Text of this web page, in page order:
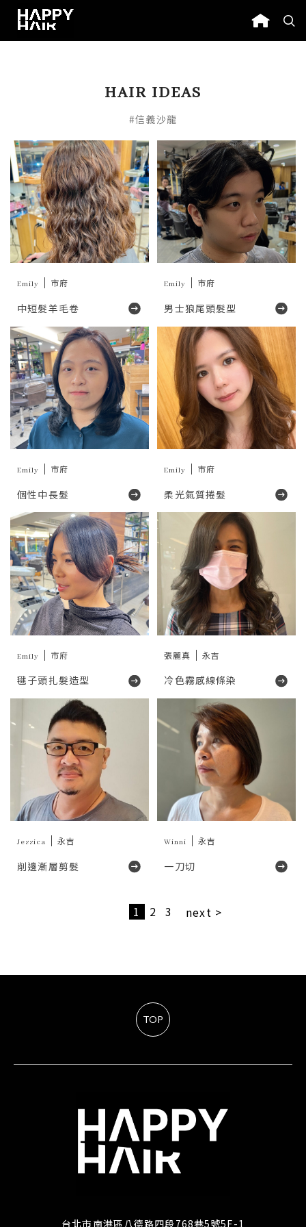
HAIR IDEAS
#信義沙龍
Emily 市府
中短髮羊毛卷
Emily 市府
男士狼尾頭髮型
Emily 市府
個性中長髮
Emily 市府
柔光氣質捲髮
Emily 市府
毽子頭扎髮造型
張麗真 永吉
冷色霧感線條染
Jessica 永吉
削邊漸層剪髮
Winni 永吉
一刀切
1 2 3 next >
TOP
台北市南港區八德路四段768巷5號5F-1